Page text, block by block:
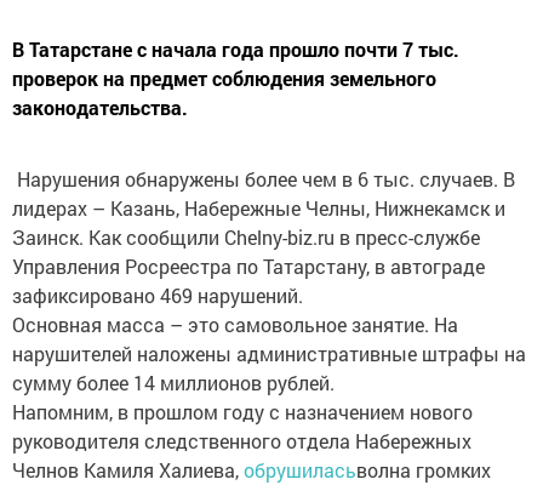
В Татарстане с начала года прошло почти 7 тыс.
проверок на предмет соблюдения земельного
законодательства.
Нарушения обнаружены более чем в 6 тыс. случаев. В
лидерах – Казань, Набережные Челны, Нижнекамск и
Заинск. Как сообщили Chelny-biz.ru в пресс-службе
Управления Росреестра по Татарстану, в автограде
зафиксировано 469 нарушений.
Основная масса – это самовольное занятие. На
нарушителей наложены административные штрафы на
сумму более 14 миллионов рублей.
Напомним, в прошлом году с назначением нового
руководителя следственного отдела Набережных
Челнов Камиля Халиева,обрушиласьволна громких